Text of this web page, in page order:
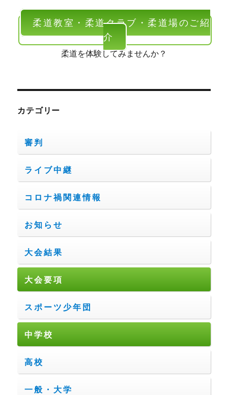
柔道教室・柔道クラブ・柔道場のご紹
介
柔道を体験してみませんか？
カテゴリー
審判
ライブ中継
コロナ禍関連情報
お知らせ
大会結果
大会要項
スポーツ少年団
中学校
高校
一般・大学